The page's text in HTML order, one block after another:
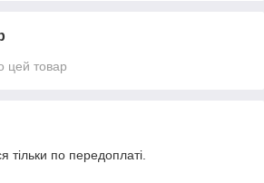
цей товар
тільки по передоплаті.